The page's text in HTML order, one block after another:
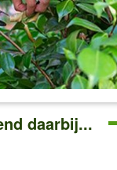
daarbij...